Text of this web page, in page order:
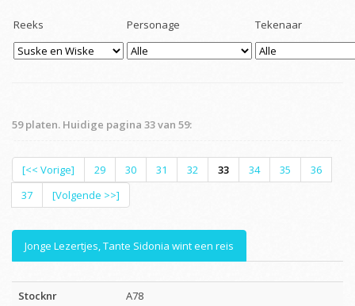
Reeks Personage Tekenaar
59 platen. Huidige pagina 33 van 59:
[<< Vorige] 29 30 31 32 33 34 35
36
37
[Volgende >>]
Jonge Lezertjes, Tante Sidonia wint een reis
Stocknr
A78